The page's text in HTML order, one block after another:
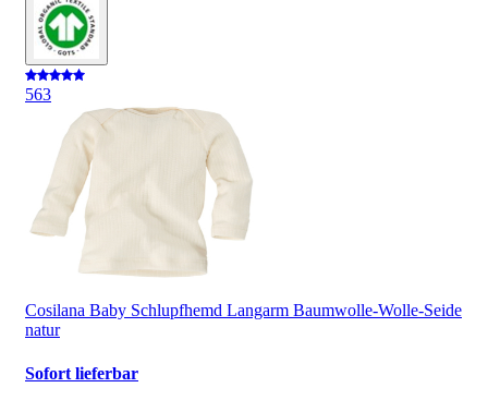
563
Cosilana Baby Schlupfhemd Langarm Baumwolle-Wolle-Seide
natur
Sofort lieferbar